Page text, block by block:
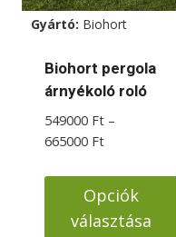
a
termékoldalon
választhatók
ki
Gyártó: Biohort
Biohort pergola
árnyékoló roló
549000 Ft –
665000 FtÁrtartomány:
-
665000 Ft
Opciók
választása